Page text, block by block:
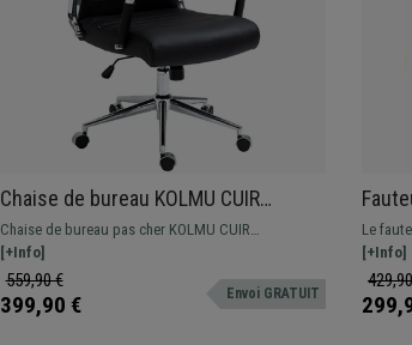
Chaise de bureau KOLMU CUIR
AUTHENTIQUE, Piétement Métallique,
Coutures Elégantes, Noir
Chaise de bureau pas cher KOLMU CUIR
AUTHENTIQUE: un modèle avec un design original
qui associe confort et matériaux de qualité.
[+Info]
559,90 €
399,90 € Envoi GRATUIT
Rouge
Le
à ses
[+Info]